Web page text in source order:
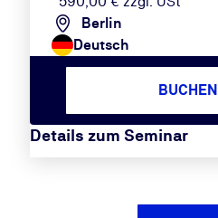
Berlin
Deutsch
Details zum Seminar
BUCHEN